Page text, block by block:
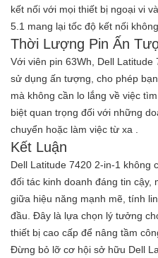
kết nối với mọi thiết bị ngoại vi
5.1 mang lại tốc độ kết nối
Thời Lượng Pin Ấn
Với viên pin 63Wh, Dell
sử dụng ấn tượng, cho phép
mà không cần lo lắng về việc
biệt quan trọng đối với những
chuyển hoặc làm việc từ xa
Kết Luận
Dell Latitude 7420 2-in-1 không
đối tác kinh doanh đáng tin
giữa hiệu năng mạnh mẽ, tính
đầu. Đây là lựa chọn lý tưởng
thiết bị cao cấp để nâng tầm
Đừng bỏ lỡ cơ hội sở hữu Dell